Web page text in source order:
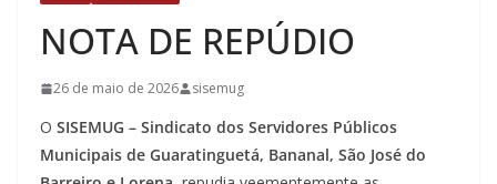
NOTA DE REPÚDIO
26 de maio de 2026 sisemug
O SISEMUG – Sindicato dos Servidores Públicos
Municipais de Guaratinguetá, Bananal, São José do